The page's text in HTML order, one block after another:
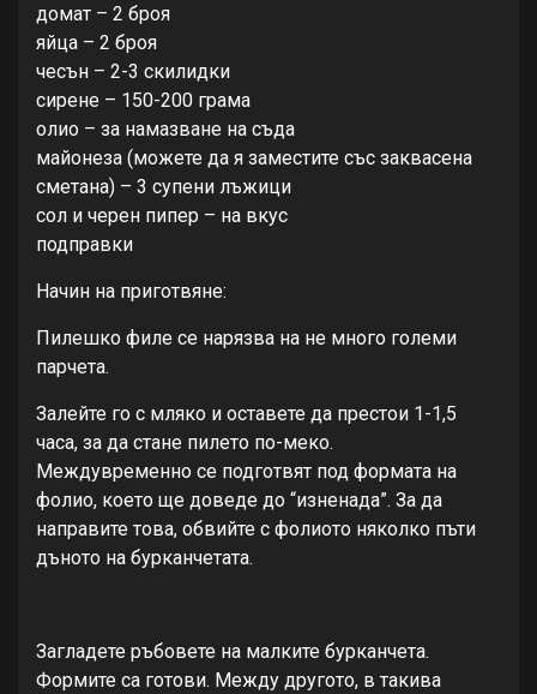
домат – 2 броя
яйца – 2 броя
чесън – 2-3 скилидки
сирене – 150-200 грама
олио – за намазване на съда
майонеза (можете да я заместите със заквасена
сметана) – 3 супени лъжици
сол и черен пипер – на вкус
подправки
Начин на приготвяне:
Пилешко филе се нарязва на не много големи
парчета.
Залейте го с мляко и оставете да престои 1-1,5
часа, за да стане пилето по-меко.
Междувременно се подготвят под формата на
фолио, което ще доведе до “изненада”. За да
направите това, обвийте с фолиото няколко пъти
дъното на бурканчетата.
Загладете ръбовете на малките бурканчета.
Формите са готови. Между другото, в такива